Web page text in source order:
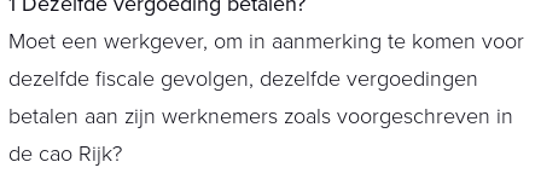
Moet een werkgever, om in aanmerking te komen voor
dezelfde fiscale gevolgen, dezelfde vergoedingen
betalen aan zijn werknemers zoals voorgeschreven in
de cao Rijk?